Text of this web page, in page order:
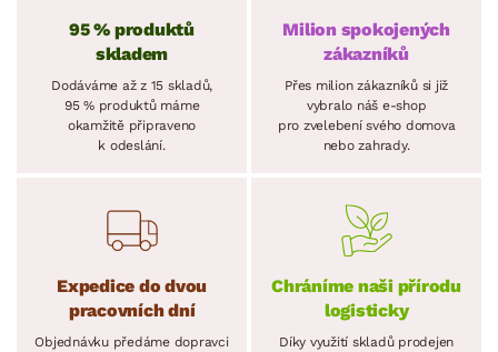
95 % produktů
skladem
Dodáváme až z 15 skladů,
95 % produktů máme
okamžitě připraveno
k odeslání.
Milion spokojených
zákazníků
Přes milion zákazníků si již
vybralo náš e-shop
pro zvelebení svého domova
nebo zahrady.
Expedice do dvou
pracovních dní
Objednávku předáme dopravci
Chráníme naši přírodu
logisticky
Díky využití skladů prodejen